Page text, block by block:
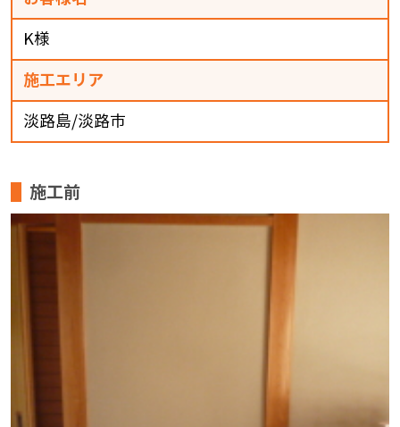
K様
施工エリア
淡路島/淡路市
施工前